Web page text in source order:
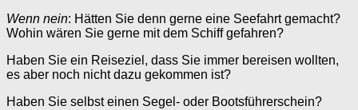
Wenn nein: Hätten Sie denn gerne eine Seefahrt gemacht?
Wohin wären Sie gerne mit dem Schiff gefahren?
Haben Sie ein Reiseziel, dass Sie immer bereisen wollten,
es aber noch nicht dazu gekommen ist?
Haben Sie selbst einen Segel- oder Bootsführerschein?